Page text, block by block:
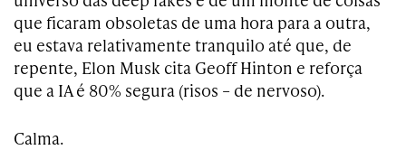
que ficaram obsoletas de uma hora para a outra,
eu estava relativamente tranquilo até que, de
repente, Elon Musk cita Geoff Hinton e reforça
que a IA é 80% segura (risos – de nervoso).
Calma.